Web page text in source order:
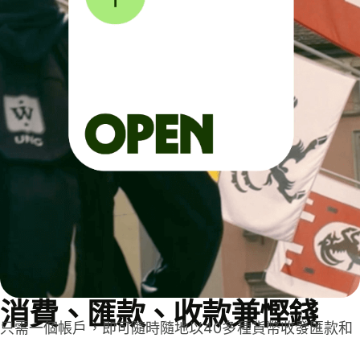
消費、匯款、收款兼慳錢
只需一個帳戶，即可隨時隨地以40多種貨幣收發匯款和